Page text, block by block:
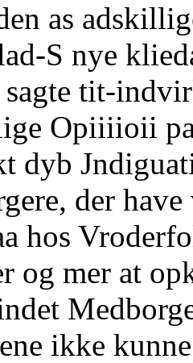
as
S nye
tit-
Opiiiioii
dyb
der
hos
og mer at
ikke